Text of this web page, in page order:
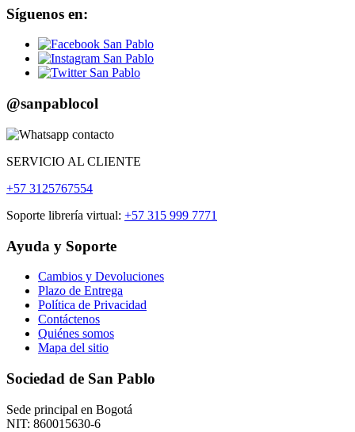
Síguenos en:
@sanpablocol
SERVICIO AL CLIENTE
+57 3125767554
Soporte librería virtual: +57 315 999 7771
Ayuda y Soporte
Cambios y Devoluciones
Plazo de Entrega
Política de Privacidad
Contáctenos
Quiénes somos
Mapa del sitio
Sociedad de San Pablo
Sede principal en Bogotá
NIT: 860015630-6